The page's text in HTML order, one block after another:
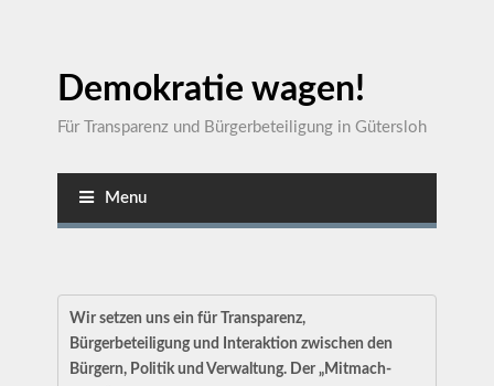
Demokratie wagen!
Für Transparenz und Bürgerbeteiligung in Gütersloh
Menu
Wir setzen uns ein für Transparenz,
Bürgerbeteiligung und Interaktion zwischen den
Bürgern, Politik und Verwaltung. Der „Mitmach-